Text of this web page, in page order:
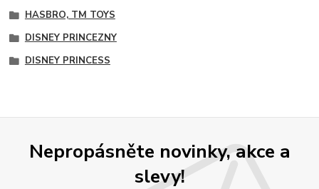
HASBRO, TM TOYS
DISNEY PRINCEZNY
DISNEY PRINCESS
Nepropásněte novinky, akce a
slevy!